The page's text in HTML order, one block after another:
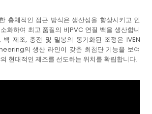
총체적인 접근 방식은 생산성을 향상시키고 인
화하여 최고 품질의 비PVC 연질 백을 생산합니
백 제조, 충전 및 밀봉의 동기화된 조정은 IVEN
의 생산 라인이 갖춘 최첨단 기능을 보여
현대적인 제조를 선도하는 위치를 확립합니다.